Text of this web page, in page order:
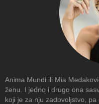
Anima Mundi ili Mia
ženu. I jedno i drugo ona
koji je za nju zadovoljstvo,